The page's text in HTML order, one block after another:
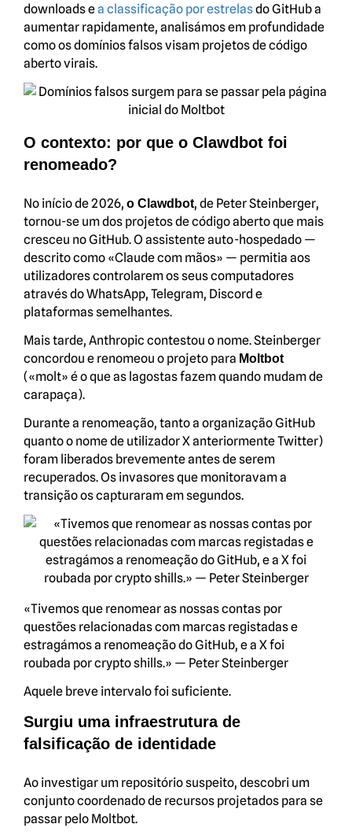
downloads ea classificação por estrelasdo GitHub a
aumentar rapidamente, analisámos em profundidade
como os domínios falsos visam projetos de código
aberto virais.
O contexto: por que o Clawdbot foi
renomeado?
No início de 2026, o Clawdbot, de Peter Steinberger,
tornou-se um dos projetos de código aberto que mais
cresceu no GitHub. O assistente auto-hospedado —
descrito como «Claude com mãos» — permitia aos
utilizadores controlarem os seus computadores
através do WhatsApp, Telegram, Discord e
plataformas semelhantes.
Mais tarde, Anthropic contestou o nome. Steinberger
concordou e renomeou o projeto para Moltbot
(«molt» é o que as lagostas fazem quando mudam de
carapaça).
Durante a renomeação, tanto a organização GitHub
quanto o nome de utilizador X anteriormente Twitter)
foram liberados brevemente antes de serem
recuperados. Os invasores que monitoravam a
transição os capturaram em segundos.
«Tivemos que renomear as nossas contas por
questões relacionadas com marcas registadas e
estragámos a renomeação do GitHub, e a X foi
roubada por crypto shills.» — Peter Steinberger
Aquele breve intervalo foi suficiente.
Surgiu uma infraestrutura de
falsificação de identidade
Ao investigar um repositório suspeito, descobri um
conjunto coordenado de recursos projetados para se
passar pelo Moltbot.